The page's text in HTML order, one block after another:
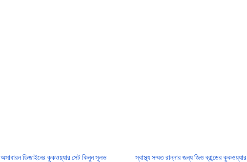
অসাধারন ডিজাইনের কুকওয়্যার সেট কিনুন সূলভ
স্বাস্থ্য সম্মত রান্নার জন্য জিও ব্রান্ডের কুকওয়্যার